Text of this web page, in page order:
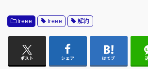
freee freee 解約
ポスト シェア はてブ